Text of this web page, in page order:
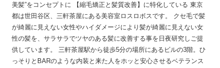
美髪”をコンセプトに 【縮毛矯正と髪質改善】に特化している 東京
都は世田谷区、三軒茶屋にある美容室ロスロボスです。 クセ毛で髪
が綺麗に見えない女性やハイダメージにより髪が綺麗に見えない女
性の髪を、サラサラでツヤのある髪に改善する事を日夜研究しご提
供しています。 三軒茶屋駅から徒歩5分の場所にあるビルの3階。ひ
っそりとBARのような内装と来た人をホッと安心させるベテランス